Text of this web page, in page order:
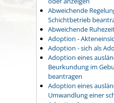
Abweichende
Schichtbetrieb
Abweichende
Adoption -
Adoption - sich als
Adoption eines
Beurkundung im
beantragen
Adoption eines
Umwandlung einer